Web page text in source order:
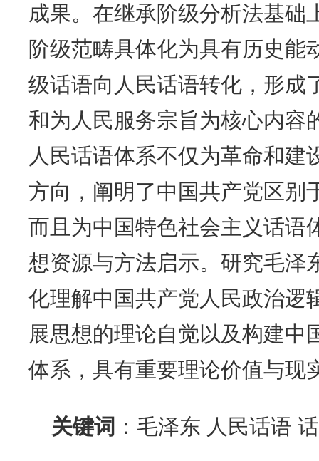
成果。在继承阶级分析法基础
阶级范畴具体化为具有历史能
级话语向人民话语转化，形成
和为人民服务宗旨为核心内容
人民话语体系不仅为革命和建
方向，阐明了中国共产党区别
而且为中国特色社会主义话语
想资源与方法启示。研究毛泽
化理解中国共产党人民政治逻
展思想的理论自觉以及构建中
体系，具有重要理论价值与现
关键词 ：毛泽东 人民话语